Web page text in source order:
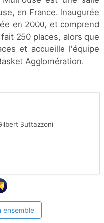
en France. Inaugurée
en 2000, et comprend
250 places, alors que
et accueille l'équipe
Agglomération.
Buttazzoni
ensemble